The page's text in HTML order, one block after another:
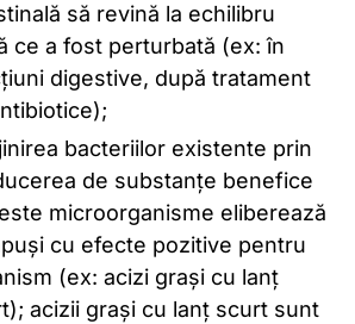
să revină la echilibru
ce a fost perturbată (ex: în
digestive, după tratament
bacteriilor existente prin
de substanțe benefice
microorganisme eliberează
cu efecte pozitive pentru
(ex: acizi grași cu lanț
acizii grași cu lanț scurt sunt